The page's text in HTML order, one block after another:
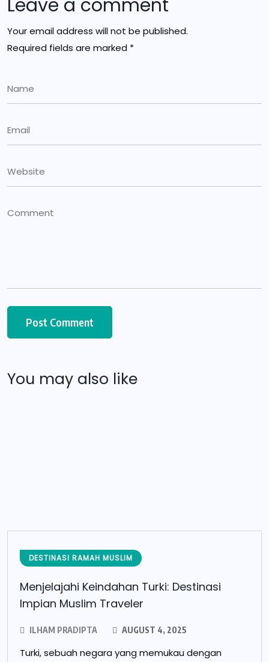
Leave a comment
Your email address will not be published.
Required fields are marked *
You may also like
DESTINASI RAMAH MUSLIM
Menjelajahi Keindahan Turki: Destinasi
Impian Muslim Traveler
ILHAM PRADIPTA AUGUST 4, 2025
Turki, sebuah negara yang memukau dengan